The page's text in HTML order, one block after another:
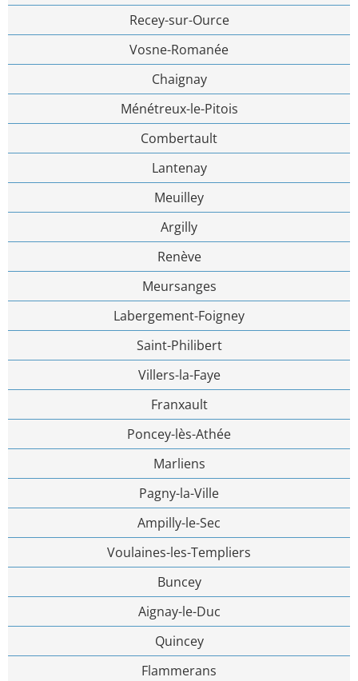
Recey-sur-Ource
Vosne-Romanée
Chaignay
Ménétreux-le-Pitois
Combertault
Lantenay
Meuilley
Argilly
Renève
Meursanges
Labergement-Foigney
Saint-Philibert
Villers-la-Faye
Franxault
Poncey-lès-Athée
Marliens
Pagny-la-Ville
Ampilly-le-Sec
Voulaines-les-Templiers
Buncey
Aignay-le-Duc
Quincey
Flammerans